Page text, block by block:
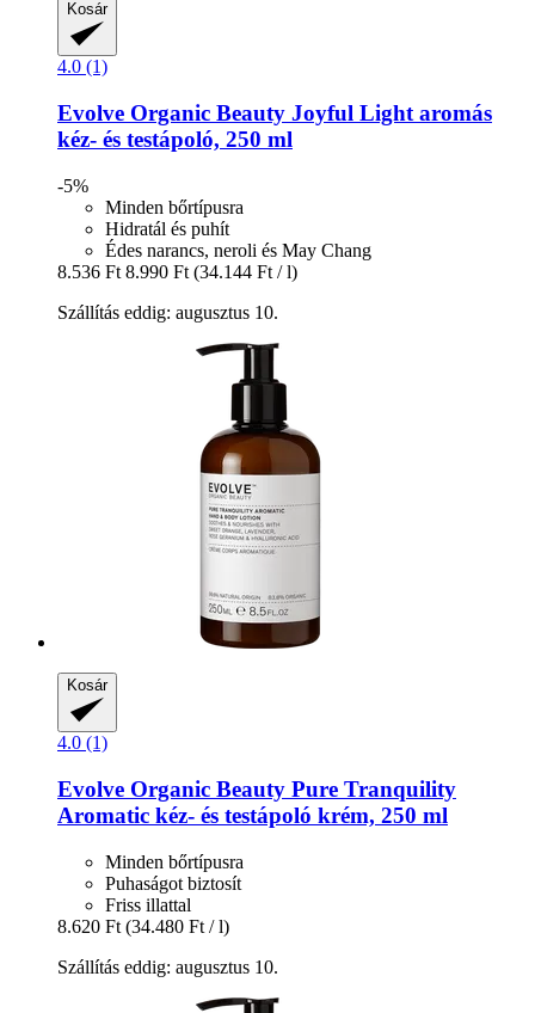
Kosár
4.0 (1)
Evolve Organic Beauty Joyful Light aromás
kéz-​ és testápoló, 250 ml
-5%
Minden bőrtípusra
Hidratál és puhít
Édes narancs, neroli és May Chang
8.536 Ft 8.990 Ft (34.144 Ft / l)
Szállítás eddig: augusztus 10.
Kosár
4.0 (1)
Evolve Organic Beauty Pure Tranquility
Aromatic kéz-​ és testápoló krém, 250 ml
Minden bőrtípusra
Puhaságot biztosít
Friss illattal
8.620 Ft (34.480 Ft / l)
Szállítás eddig: augusztus 10.